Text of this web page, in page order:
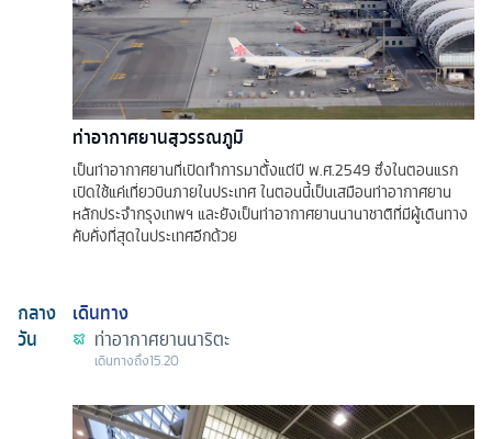
ท่าอากาศยานสุวรรณภูมิ
เป็นท่าอากาศยานที่เปิดทำการมาตั้งแต่ปี พ.ศ.2549 ซึ่งในตอนแรก
เปิดใช้แค่เที่ยวบินภายในประเทศ ในตอนนี้เป็นเสมือนท่าอากาศยาน
หลักประจำกรุงเทพฯ และยังเป็นท่าอากาศยานนานาชาติที่มีผู้เดินทาง
คับคั่งที่สุดในประเทศอีกด้วย
กลาง
วัน
เดินทาง
ท่าอากาศยานนาริตะ
เดินทางถึง15.20